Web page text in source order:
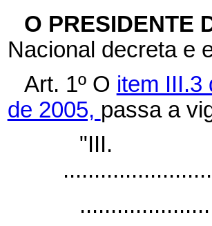
O PRESIDENTE
Nacional decreta e
Art. 1º O item III.3
de 2005, passa a
"III.